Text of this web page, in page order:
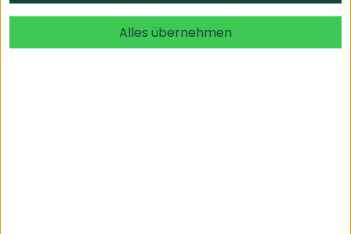
Der Anbieter wurde nicht gefunden
Alles übernehmen